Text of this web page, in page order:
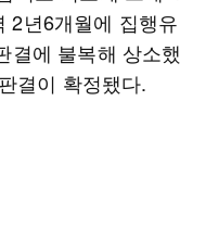
2년6개월에 집행유
결에 불복해 상소했
결이 확정됐다.